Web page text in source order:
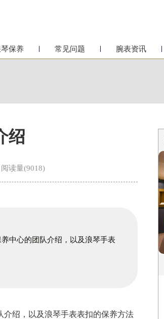
保养 常见问题 腕表资讯
绍
阅读量(9018)
中心的团队介绍，以及浪琴手表
介绍，以及浪琴手表表扣的保养方法